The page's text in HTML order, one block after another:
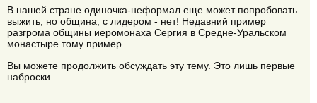
В нашей стране одиночка-неформал еще может попробовать
выжить, но община, с лидером - нет! Недавний пример
разгрома общины иеромонаха Сергия в Средне-Уральском
монастыре тому пример.
Вы можете продолжить обсуждать эту тему. Это лишь первые
наброски.